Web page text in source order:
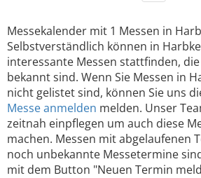
Messekalender mit 1 Messen in
Selbstverständlich können in
interessante Messen stattfinden,
bekannt sind. Wenn Sie Messen in
nicht gelistet sind, können Sie uns
Messe anmelden melden. Unser
zeitnah einpflegen um auch diese
machen. Messen mit abgelaufenen
noch unbekannte Messetermine
mit dem Button "Neuen Termin